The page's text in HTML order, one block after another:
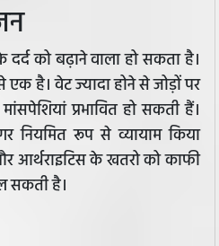
को बढ़ाने वाला हो सकता है।
है। वेट ज्यादा होने से जोड़ों पर
प्रभावित हो सकती हैं।
नियमित रूप से व्यायाम किया
आर्थराइटिस के खतरो को काफी
सकती है।